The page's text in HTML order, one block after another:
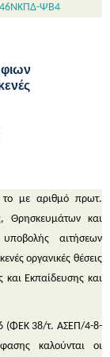
ΨΒ4
το με αριθμό πρωτ.
Θρησκευμάτων και
αιτήσεων
οργανικές θέσεις
και Εκπαίδευσης και
(ΦΕΚ 38/τ. ΑΣΕΠ/4-8-
καλούνται οι